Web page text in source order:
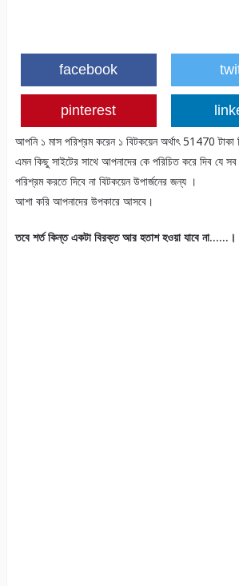
facebook
pinterest
আপনি ১ মাস পরিশ্রম করেন ১ বিটকয়েন অর্থাৎ 51470 টাকা
এমন কিছু সাইটের সাথে আপনাদের কে পরিচিত করে দিব যে
পরিশ্রম করতে দিবে না বিটকয়েন উপার্জনের জন্য ।
আশা করি আপনাদের উপকারে আসবে।
তবে শর্ত কিন্ত একটা বিরক্ত আর হতাশ হওয়া যাবে